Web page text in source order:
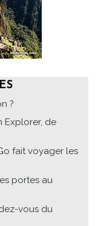
?
Explorer, de
fait voyager les
portes au
vous du